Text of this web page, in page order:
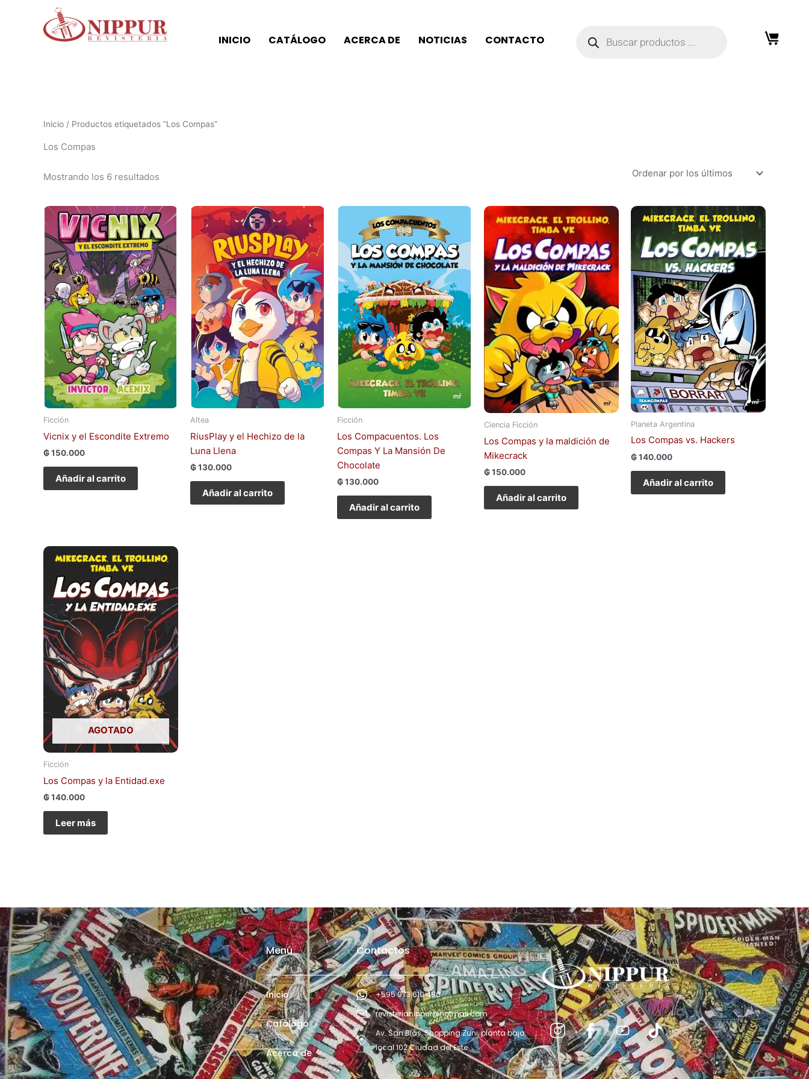
INICIO CATÁLOGO ACERCA DE NOTICIAS CONTACTO
productos
Inicio / Productos etiquetados “Los Compas”
Los Compas
Mostrando los 6 resultados
los
últimos
Ficción
Vicnix y el Escondite Extremo
₲150.000
Añadir al carrito
Altea
RiusPlay y el Hechizo de la
Luna Llena
₲130.000
Añadir al carrito
Ficción
Los Compacuentos. Los
Compas Y La Mansión De
Chocolate
₲130.000
Añadir al carrito
Ciencia Ficción
Los Compas y la maldición de
Mikecrack
₲150.000
Añadir al carrito
Planeta Argentina
Los Compas vs. Hackers
₲140.000
Añadir al carrito
AGOTADO
Ficción
Los Compas y la Entidad.exe
₲140.000
Leer más
Menú
Inicio
Catálogo
Acerca de
Contactos
+595 973 610 480
revisterianippur@hotmail.com
Av. San Blás, Shopping Zuni, planta baja,
local 102 Ciudad del Este